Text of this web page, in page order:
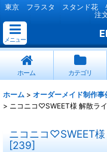
東京 フラスタ スタンド花
注
メニュー
ホーム カテゴリ
ホーム > オーダーメイド制作事
> ニコニコ♡SWEET様 解散ラ
ニコニコ♡SWEET
[239]